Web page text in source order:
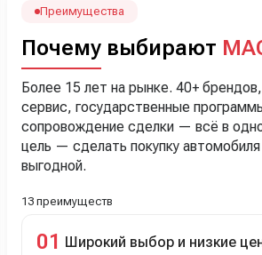
менеджеру Сергею, профессионал
Преимущества
Почему выбирают
Более 15 лет на рынке. 40+
сервис, государственные
сопровождение сделки — всё в
цель — сделать покупку
выгодной.
13 преимуществ
01 Широкий выбор и низкие